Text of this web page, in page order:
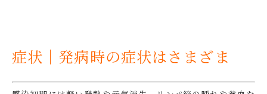
症状｜発病時の症状はさまざま